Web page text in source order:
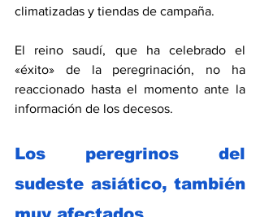
climatizadas y tiendas de campaña.
El reino saudí, que ha celebrado el
«éxito» de la peregrinación, no ha
reaccionado hasta el momento ante la
información de los decesos.
Los peregrinos del
sudeste asiático, también